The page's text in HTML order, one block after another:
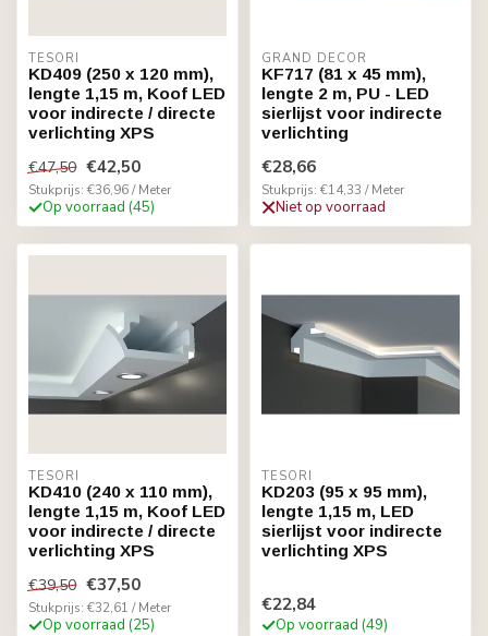
TESORI
KD409 (250 x 120 mm),
lengte 1,15 m, Koof LED
voor indirecte / directe
verlichting XPS
€47,50 €42,50
Stukprijs: €36,96 / Meter
Op voorraad (45)
GRAND DECOR
KF717 (81 x 45 mm),
lengte 2 m, PU - LED
sierlijst voor indirecte
verlichting
€28,66
Stukprijs: €14,33 / Meter
Niet op voorraad
TESORI
KD410 (240 x 110 mm),
lengte 1,15 m, Koof LED
voor indirecte / directe
verlichting XPS
€39,50 €37,50
Stukprijs: €32,61 / Meter
Op voorraad (25)
TESORI
KD203 (95 x 95 mm),
lengte 1,15 m, LED
sierlijst voor indirecte
verlichting XPS
€22,84
Op voorraad (49)